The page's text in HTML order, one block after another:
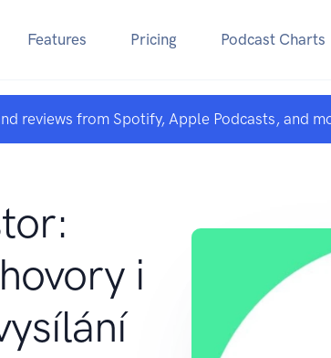
Features Pricing Podcast Charts
reviews from Spotify, Apple Podcasts, and
i